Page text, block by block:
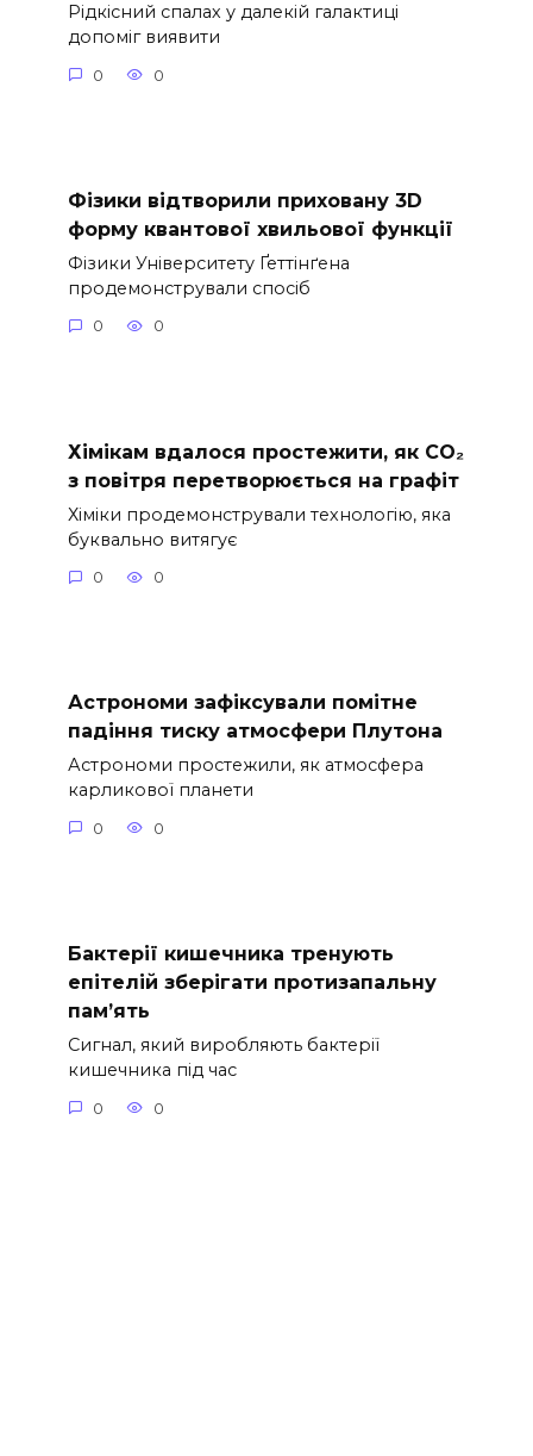
Рідкісний спалах у далекій галактиці
допоміг виявити
0 0
Фізики відтворили приховану 3D
форму квантової хвильової функції
Фізики Університету Ґеттінґена
продемонстрували спосіб
0 0
Хімікам вдалося простежити, як CO₂
з повітря перетворюється на графіт
Хіміки продемонстрували технологію, яка
буквально витягує
0 0
Астрономи зафіксували помітне
падіння тиску атмосфери Плутона
Астрономи простежили, як атмосфера
карликової планети
0 0
Бактерії кишечника тренують
епітелій зберігати протизапальну
пам’ять
Сигнал, який виробляють бактерії
кишечника під час
0 0